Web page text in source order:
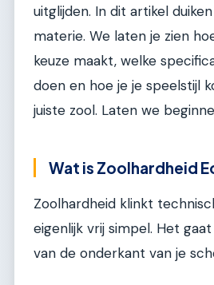
uitglijden. In dit artikel
materie. We laten je zien
keuze maakt, welke
doen en hoe je je speelstijl
juiste zool. Laten we
Wat is Zoolhardheid
Zoolhardheid klinkt
eigenlijk vrij simpel. Het
van de onderkant van je